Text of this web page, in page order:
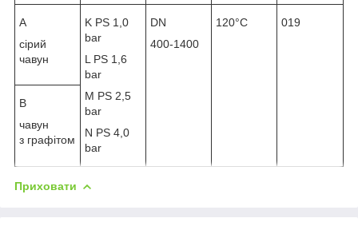
А
сірий
чавун
K PS 1,0
bar
L PS 1,6
bar
M PS 2,5
bar
N PS 4,0
bar
DN
400-1400
120°C 019
В
чавун
з графітом
Приховати